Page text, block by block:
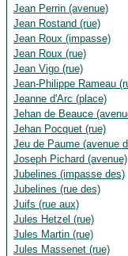
Jean Perrin (avenue)
Jean Rostand (rue)
Jean Roux (impasse)
Jean Roux (rue)
Jean Vigo (rue)
Jean-Philippe Rameau
Jeanne d'Arc (place)
Jehan de Beauce
Jehan Pocquet (rue)
Jeu de Paume (avenue
Joseph Pichard (avenue)
Jubelines (impasse des)
Jubelines (rue des)
Juifs (rue aux)
Jules Hetzel (rue)
Jules Martin (rue)
Jules Massenet (rue)